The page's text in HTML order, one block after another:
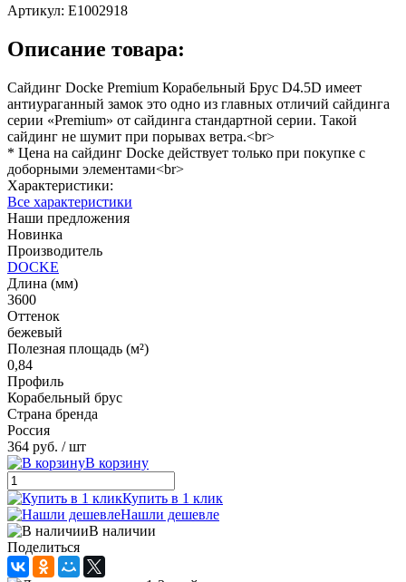
Артикул: E1002918
Описание товара:
Сайдинг Docke Premium Корабельный Брус D4.5D имеет
антиураганный замок это одно из главных отличий сайдинга
серии «Premium» от сайдинга стандартной серии. Такой
сайдинг не шумит при порывах ветра.<br>
* Цена на сайдинг Docke действует только при покупке с
доборными элементами<br>
Характеристики:
Все характеристики
Наши предложения
Новинка
Производитель
DOCKE
Длина (мм)
3600
Оттенок
бежевый
Полезная площадь (м²)
0,84
Профиль
Корабельный брус
Страна бренда
Россия
364 руб. / шт
В корзину
Купить в 1 клик
Нашли дешевле
В наличии
Поделиться